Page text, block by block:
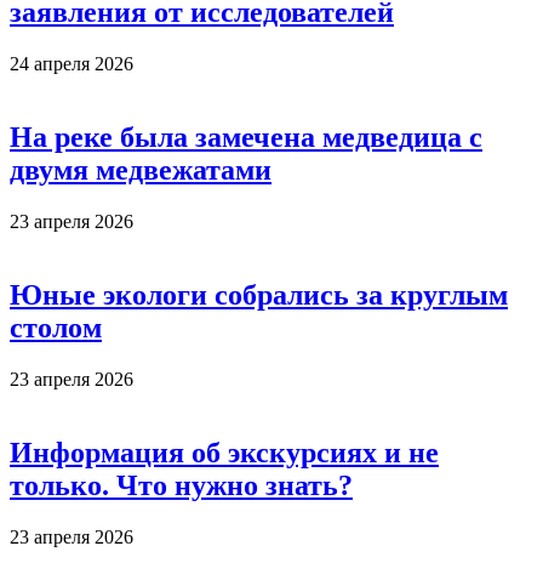
заявления от исследователей
24 апреля 2026
На реке была замечена медведица с
двумя медвежатами
23 апреля 2026
Юные экологи собрались за круглым
столом
23 апреля 2026
Информация об экскурсиях и не
только. Что нужно знать?
23 апреля 2026